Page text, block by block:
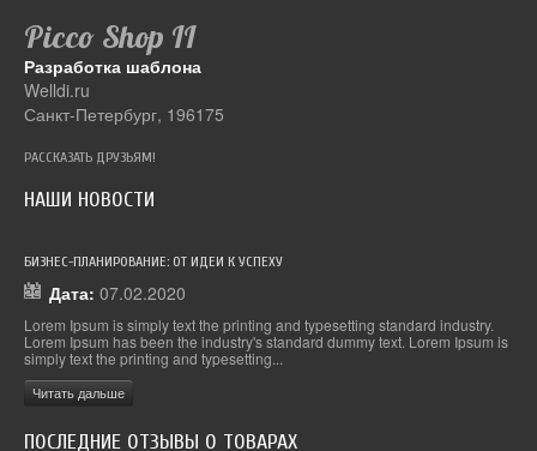
Picco Shop II
Разработка шаблона
Welldi.ru
Санкт-Петербург, 196175
РАССКАЗАТЬ ДРУЗЬЯМ!
НАШИ НОВОСТИ
БИЗНЕС-ПЛАНИРОВАНИЕ: ОТ ИДЕИ К УСПЕХУ
Дата: 07.02.2020
Lorem Ipsum is simply text the printing and typesetting standard industry.
Lorem Ipsum has been the industry's standard dummy text. Lorem Ipsum is
simply text the printing and typesetting...
Читать дальше
ПОСЛЕДНИЕ ОТЗЫВЫ О ТОВАРАХ